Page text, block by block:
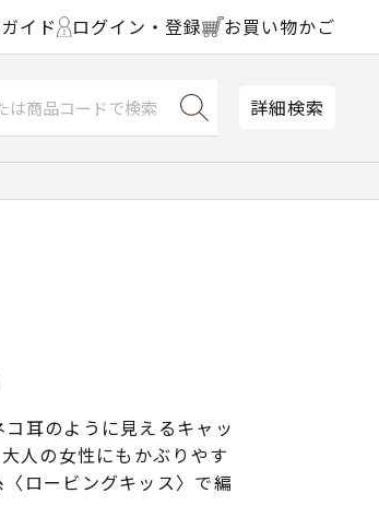
イド ログイン・登録 お買い物かご
詳細検索
耳のように見えるキャッ
人の女性にもかぶりやす
ロービングキッス〉で編